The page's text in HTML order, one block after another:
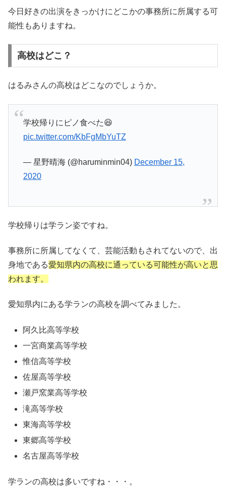
今日好きの出演をきっかけにどこかの事務所に所属する可
能性もありますね。
高校はどこ？
はるみさんの高校はどこなのでしょうか。
学校帰りにピノ食べた😆
pic.twitter.com/KbFgMbYuTZ
— 星野晴海 (@haruminmin04) December 15,
2020
学校帰りは学ラン姿ですね。
事務所に所属してなくて、芸能活動もされてないので、出
身地である愛知県内の高校に通っている可能性が高いと思
われます。
愛知県内にある学ランの高校を調べてみました。
阿久比高等学校
一宮商業高等学校
惟信高等学校
佐屋高等学校
瀬戸窯業高等学校
滝高等学校
東海高等学校
東郷高等学校
名古屋高等学校
学ランの高校は多いですね・・・。